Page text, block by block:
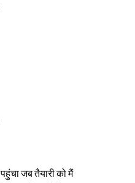
पहुंचा जब तैयारी को मैं